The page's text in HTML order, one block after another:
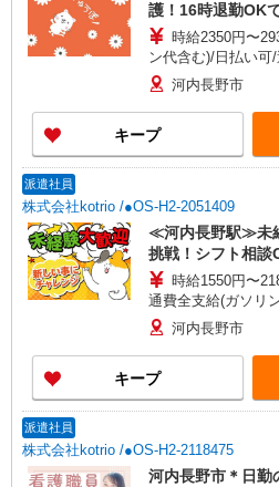
護！16時退勤OK
時給2350円〜
ン代含む)/日払い可/
河内長野市
キープ
派遣社員
株式会社kotrio /●OS-H2-2051409
≪河内長野駅≫未
挑戦！シフト相談
時給1550円〜
通費全支給(ガソリ
河内長野市
キープ
派遣社員
株式会社kotrio /●OS-H2-2118475
河内長野市＊日勤